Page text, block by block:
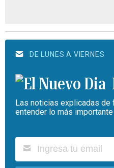
DE LUNES A VIERNES
Las noticias explicadas de
entender lo más